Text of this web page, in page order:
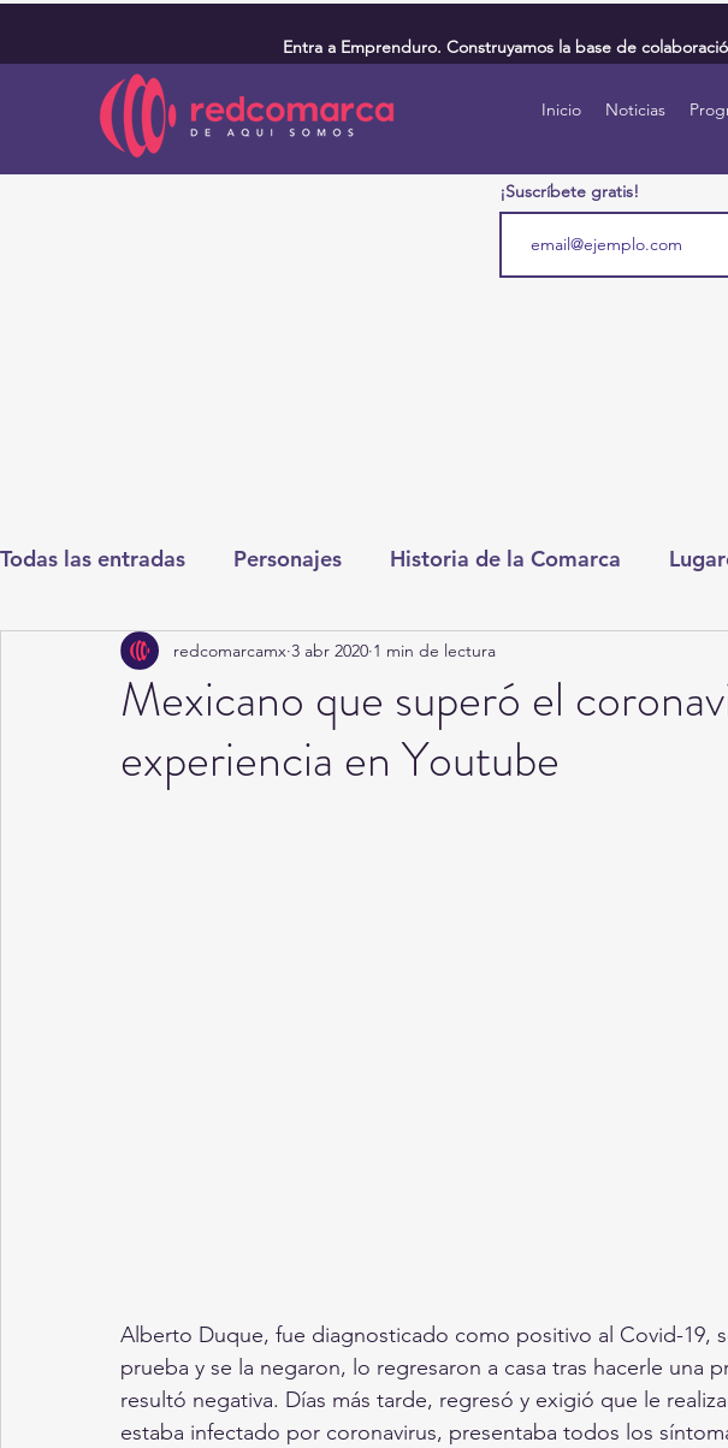
Entra a Emprenduro. Construyamos la base de
Inicio Noticias
¡Suscríbete gratis!
Todas las entradas Personajes Historia de la Comarca
Deportes Salud Entretenimiento
Round Cero Columnistas CDMX Nacionales
Mexicano que superó el
experiencia en Youtube
redcomarcamx 3 abr 2020 1 min de lectura
Alberto Duque, fue diagnosticado como positivo al Covid-19,
prueba y se la negaron, lo regresaron a casa tras hacerle una
resultó negativa. Días más tarde, regresó y exigió que le
estaba infectado por coronavirus, presentaba todos los